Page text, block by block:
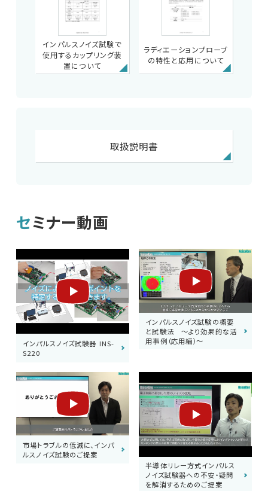
インパルスノイズ試験で
使用するカップリング装
置について
ラディエーションプローブ
の特性と応用について
取扱説明書
セミナー動画
インパルスノイズ試験器 INS-
S220
インパルスノイズ試験の概要
と試験法 ～より効果的な活
用事例（応用編）～
市場トラブルの低減に、インパ
ルスノイズ試験のご提案
半導体リレー方式インパルス
ノイズ試験器への不安・疑問
を解消するためのご提案